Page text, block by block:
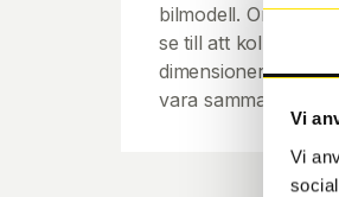
Vi
Vi
bilmodell. Om du
se till att kolla en
dimensioner.
vara samma